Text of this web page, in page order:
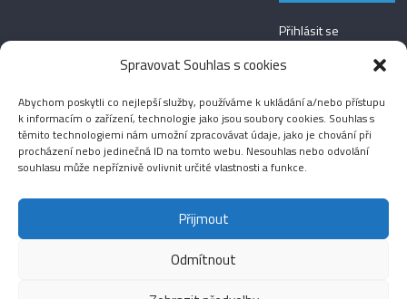
Spravovat Souhlas s cookies
Abychom poskytli co nejlepší služby, používáme k ukládání a/nebo přístupu
k informacím o zařízení, technologie jako jsou soubory cookies. Souhlas s
těmito technologiemi nám umožní zpracovávat údaje, jako je chování při
procházení nebo jedinečná ID na tomto webu. Nesouhlas nebo odvolání
souhlasu může nepříznivě ovlivnit určité vlastnosti a funkce.
Přijmout
Odmítnout
Přihlásit se
Zdroj kanálů
Kanál komentářů
Česká lokalizace
Fotografie Audio
Copyright © 2026Média IKSŽ. All rights reserved.